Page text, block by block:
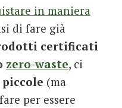
in maniera
di fare già
certificati
zero-waste, ci
piccole (ma
per essere